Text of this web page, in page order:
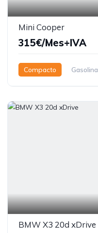
Mini Cooper
315€/Mes+IVA
Compacto Gasolina
BMW X3 20d xDrive